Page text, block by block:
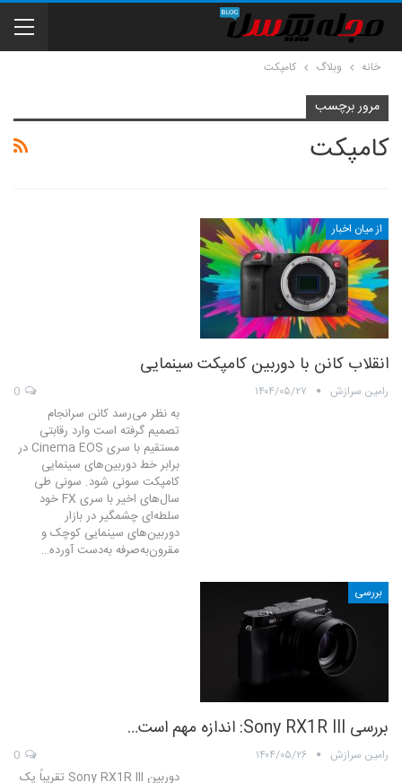
خانه وبلاگ کامپکت
مرور برچسب
کامپکت
از میان اخبار
انقلاب کانن با دوربین کامپکت سینمایی
رامین سرازش ۱۴۰۴/۰۵/۲۷
به نظر می‌رسد کانن سرانجام
تصمیم گرفته است وارد رقابتی
مستقیم با سری Cinema EOS در
برابر خط دوربین‌های سینمایی
کامپکت سونی شود. سونی طی
سال‌های اخیر با سری FX خود
سلطه‌ای چشمگیر در بازار
دوربین‌های سینمایی کوچک و
مقرون‌به‌صرفه به‌دست آورده…
بررسی
بررسی Sony RX1R III: اندازه مهم است…
رامین سرازش ۱۴۰۴/۰۵/۲۶
دوربین Sony RX1R III تقریباً یک